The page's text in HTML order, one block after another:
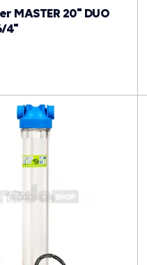
MASTER 20" DUO
4"